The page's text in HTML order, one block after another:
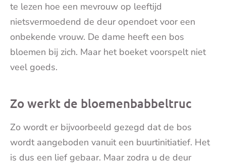
te lezen hoe een mevrouw op leeftijd
nietsvermoedend de deur opendoet voor een
onbekende vrouw. De dame heeft een bos
bloemen bij zich. Maar het boeket voorspelt niet
veel goeds.
Zo werkt de bloemenbabbeltruc
Zo wordt er bijvoorbeeld gezegd dat de bos
wordt aangeboden vanuit een buurtinitiatief. Het
is dus een lief gebaar. Maar zodra u de deur